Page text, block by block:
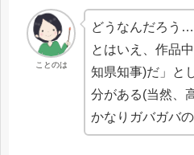
ことのは
どうなんだろう
とはいえ、作品
知県知事)だ」と
分がある(当然、
かなりガバガバ